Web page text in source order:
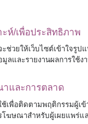
ดยเฉพาะในพื้นที่ห่างไก
ะห์/เพื่อประสิทธิภาพ
ะช่วยให้เว็บไซต์เข้าใจรู
ลและรายงานผลการใช้ง
และการตลาด
เพื่อติดตามพฤติกรรมผู้เ
โฆษณาสำหรับผู้เผยแพร่